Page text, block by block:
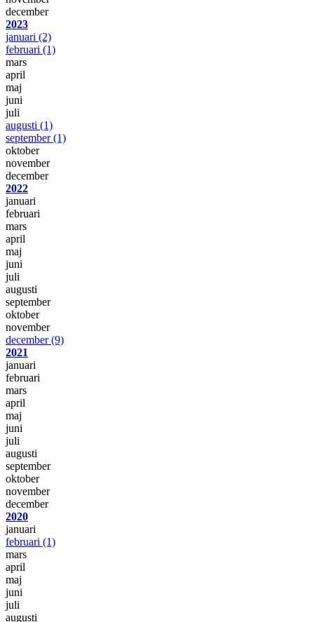
december
2023
januari (2)
februari (1)
mars
april
maj
juni
juli
augusti (1)
september(1)
oktober
november
december
2022
januari
februari
mars
april
maj
juni
juli
augusti
september
oktober
november
december(9)
2021
januari
februari
mars
april
maj
juni
juli
augusti
september
oktober
november
december
2020
januari
februari (1)
mars
april
maj
juni
juli
augusti